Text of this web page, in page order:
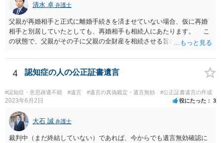
清水 卓 弁護士
父親が再婚相手と正式に離婚手続きを済ませていない場合、仮に再婚
相手と別居していたとしても、再婚相手も相続人にあたります。 こ
の状態で、父親がその子に父親の全財産を相続させる旨の公正証書遺
が、再婚相手の遺留分を侵害しているため、再婚相手から相続人
（子）に対して遺留分侵害額請求権が行使される可能性があります。
お悩みのようであれば、問題の当事者であるお父様本人がお住まい
の地域等の弁護士に直接相談してみるのが望ましいように思います。
【参考】民法 （遺留分侵害額の請求） 第千四十六条 遺留分権利者及
びその承継人は、受遺者（特定財産承継遺言により財産を承継し又は
相続分の指定を受けた相続人を含む。以下この章において同じ。）又
は受贈者に対し、遺留分侵害額に相当する金銭の支払を請求すること
ができる。
4 認知症の人の公正証書遺言
#認知症・意思疎通不能 #遺言 #遺言の真偽鑑定・遺言無効 #公正証書遺言の作成
2023年6月2日 役にたった 3
大石 誠 弁護士
裁判中（まだ終結していない）であれば、今からでも遺言無効確認に